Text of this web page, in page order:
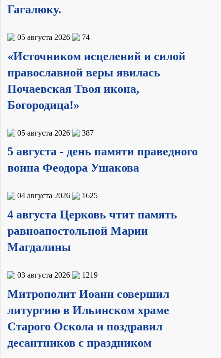
Гагалюку.
05 августа 2026 74
«Источником исцелений и силой
православной веры явилась
Почаевская Твоя икона,
Богородица!»
05 августа 2026 387
5 августа - день памяти праведного
воина Феодора Ушакова
04 августа 2026 1625
4 августа Церковь чтит память
равноапостольной Марии
Магдалины
03 августа 2026 1219
Митрополит Иоанн совершил
литургию в Ильинском храме
Старого Оскола и поздравил
десантников с праздником